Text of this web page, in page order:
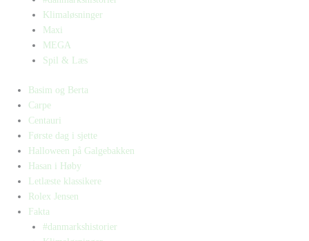
Klimaløsninger
Maxi
MEGA
Spil & Læs
Basim og Berta
Carpe
Centauri
Første dag i sjette
Halloween på Galgebakken
Hasan i Høby
Letlæste klassikere
Rolex Jensen
Fakta
#danmarkshistorier